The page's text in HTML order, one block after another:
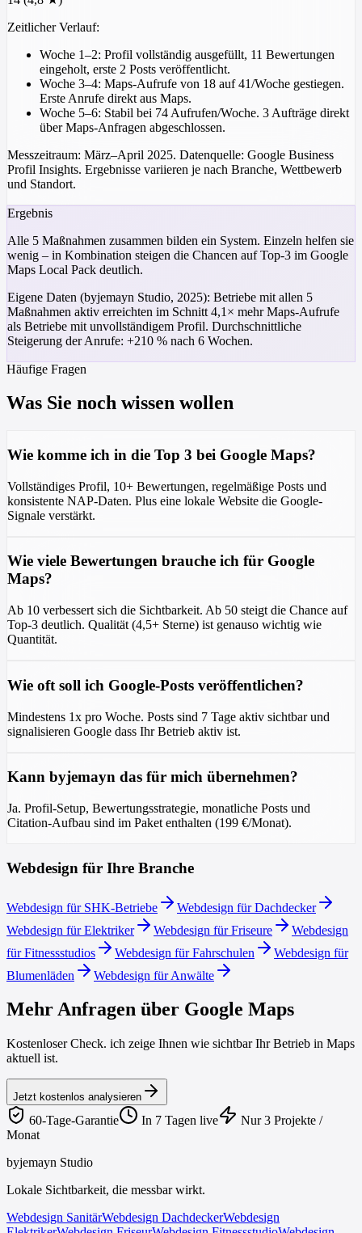
Zeitlicher Verlauf:
Woche 1–2: Profil vollständig ausgefüllt, 11 Bewertungen
eingeholt, erste 2 Posts veröffentlicht.
Woche 3–4: Maps-Aufrufe von 18 auf 41/Woche gestiegen.
Erste Anrufe direkt aus Maps.
Woche 5–6: Stabil bei 74 Aufrufen/Woche. 3 Aufträge direkt
über Maps-Anfragen abgeschlossen.
Messzeitraum: März–April 2025. Datenquelle: Google Business
Profil Insights. Ergebnisse variieren je nach Branche, Wettbewerb
und Standort.
Ergebnis
Alle 5 Maßnahmen zusammen bilden ein System. Einzeln helfen sie
wenig – in Kombination steigen die Chancen auf Top-3 im Google
Maps Local Pack deutlich.
Eigene Daten (byjemayn Studio, 2025): Betriebe mit allen 5
Maßnahmen aktiv erreichten im Schnitt 4,1× mehr Maps-Aufrufe
als Betriebe mit unvollständigem Profil. Durchschnittliche
Steigerung der Anrufe: +210 % nach 6 Wochen.
Häufige Fragen
Was Sie noch wissen wollen
Wie komme ich in die Top 3 bei Google Maps?
Vollständiges Profil, 10+ Bewertungen, regelmäßige Posts und
konsistente NAP-Daten. Plus eine lokale Website die Google-
Signale verstärkt.
Wie viele Bewertungen brauche ich für Google
Maps?
Ab 10 verbessert sich die Sichtbarkeit. Ab 50 steigt die Chance auf
Top-3 deutlich. Qualität (4,5+ Sterne) ist genauso wichtig wie
Quantität.
Wie oft soll ich Google-Posts veröffentlichen?
Mindestens 1x pro Woche. Posts sind 7 Tage aktiv sichtbar und
signalisieren Google dass Ihr Betrieb aktiv ist.
Kann byjemayn das für mich übernehmen?
Ja. Profil-Setup, Bewertungsstrategie, monatliche Posts und
Citation-Aufbau sind im Paket enthalten (199 €/Monat).
Webdesign für Ihre Branche
Webdesign für SHK-Betriebe
Webdesign für Dachdecker
Webdesign für Elektriker
Webdesign für Friseure
Webdesign
für Fitnessstudios
Webdesign für Fahrschulen
Webdesign für
Blumenläden
Webdesign für Anwälte
Mehr Anfragen über Google Maps
Kostenloser Check. ich zeige Ihnen wie sichtbar Ihr Betrieb in Maps
aktuell ist.
Jetzt kostenlos analysieren
60-Tage-Garantie In 7 Tagen live
Nur 3 Projekte /
Monat
byjemayn Studio
Lokale Sichtbarkeit, die messbar wirkt.
Webdesign SanitärWebdesign DachdeckerWebdesign